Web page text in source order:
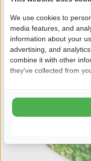
We use cookies to
media features, and
information about your
advertising, and
combine it with other
they've collected from